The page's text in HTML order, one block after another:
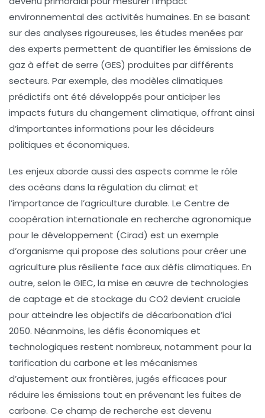
environnemental des activités humaines. En se basant
sur des analyses rigoureuses, les études menées par
des experts permettent de quantifier les émissions de
gaz à effet de serre (GES) produites par différents
secteurs. Par exemple, des modèles climatiques
prédictifs ont été développés pour anticiper les
impacts futurs du changement climatique, offrant ainsi
d’importantes informations pour les décideurs
politiques et économiques.
Les enjeux aborde aussi des aspects comme le rôle
des océans dans la régulation du climat et
l’importance de l’agriculture durable. Le Centre de
coopération internationale en recherche agronomique
pour le développement (Cirad) est un exemple
d’organisme qui propose des solutions pour créer une
agriculture plus résiliente face aux défis climatiques. En
outre, selon le GIEC, la mise en œuvre de technologies
de captage et de stockage du CO2devient cruciale
pour atteindre les objectifs de décarbonation d’ici
2050. Néanmoins, les défis économiques et
technologiques restent nombreux, notamment pour la
tarification du carbone et les mécanismes
d’ajustement aux frontières, jugés efficaces pour
réduire les émissions tout en prévenant les fuites de
carbone. Ce champ de recherche est devenu